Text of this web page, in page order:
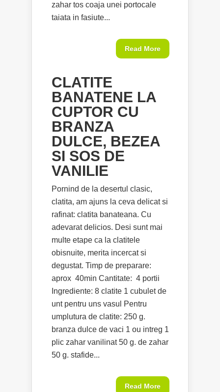
zahar tos coaja unei portocale
taiata in fasiute...
Read More
CLATITE
BANATENE LA
CUPTOR CU
BRANZA
DULCE, BEZEA
SI SOS DE
VANILIE
Pornind de la desertul clasic,
clatita, am ajuns la ceva delicat si
rafinat: clatita banateana. Cu
adevarat delicios. Desi sunt mai
multe etape ca la clatitele
obisnuite, merita incercat si
degustat. Timp de preparare:
aprox 40min Cantitate: 4 portii
Ingrediente: 8 clatite 1 cubulet de
unt pentru uns vasul Pentru
umplutura de clatite: 250 g.
branza dulce de vaci 1 ou intreg 1
plic zahar vanilinat 50 g. de zahar
50 g. stafide...
Read More